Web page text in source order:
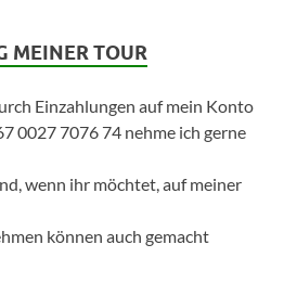
MEINER TOUR
Einzahlungen auf mein Konto
0027 7076 74 nehme ich gerne
wenn ihr möchtet, auf meiner
können auch gemacht